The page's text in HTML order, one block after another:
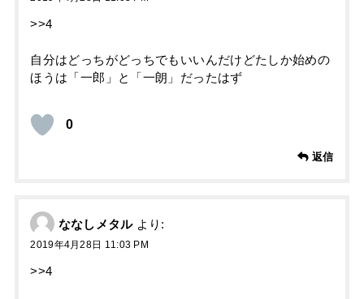
>>4
自分はどっちがどっちでもいいんだけどたしか始めの
ほうは「一郎」と「一朗」だったはず
0
返信
ななしメタル より:
2019年4月28日 11:03 PM
>>4